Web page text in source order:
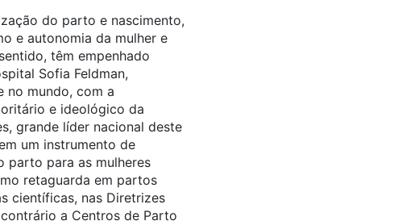
do parto e nascimento,
e autonomia da mulher e
têm empenhado
Sofia Feldman,
no mundo, com a
e ideológico da
grande líder nacional deste
um instrumento de
parto para as mulheres
retaguarda em partos
científicas, nas Diretrizes
a Centros de Parto